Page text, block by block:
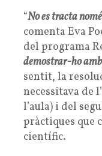
“No es tracta
comenta Eva
del programa
demostrar-ho
sentit, la
necessitava de
l’aula) i del
pràctiques que
científic.